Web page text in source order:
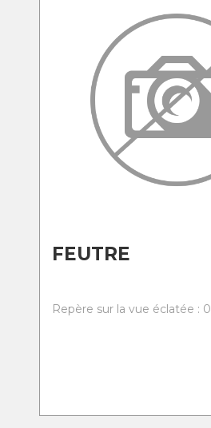
FEUTRE
Repère sur la vue éclatée : 0